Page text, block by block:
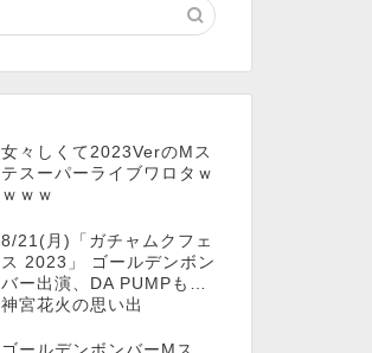
女々しくて2023VerのMス
テスーパーライブワロタｗ
ｗｗｗ
8/21(月)「ガチャムクフェ
ス 2023」 ゴールデンボン
バー出演、DA PUMPも…
神宮花火の思い出